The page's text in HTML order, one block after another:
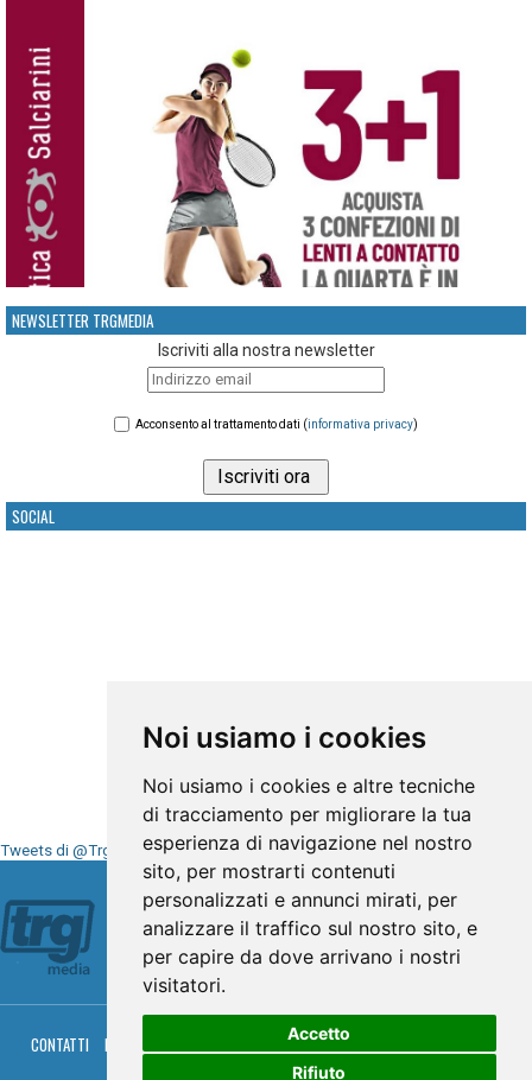
Noi usiamo i cookies
Noi usiamo i cookies e altre tecniche
di tracciamento per migliorare la tua
esperienza di navigazione nel nostro
sito, per mostrarti contenuti
personalizzati e annunci mirati, per
analizzare il traffico sul nostro sito, e
per capire da dove arrivano i nostri
visitatori.
Accetto
Rifiuto
NEWSLETTER TRGMEDIA
Iscriviti alla nostra newsletter
Acconsento al trattamento dati (informativa privacy)
SOCIAL
Tweets di @TrgMedia
Seguici su
CONTATTI PRIVACY PALINSESTO DIRETTA TV
RGM HITRADIO